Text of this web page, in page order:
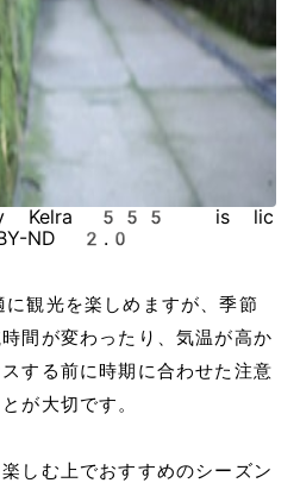
by Kelra 555 is lic
ND 2.0
観光を楽しめますが、季節
間が変わったり、気温が高か
する前に時期に合わせた注意
が大切です。
しむ上でおすすめのシーズン